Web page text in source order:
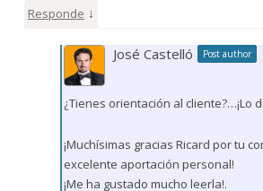
Responde ↓
José Castelló Post author
¿Tienes orientación al cliente?…¡Lo
¡Muchísimas gracias Ricard por tu
excelente aportación personal!
¡Me ha gustado mucho leerla!.